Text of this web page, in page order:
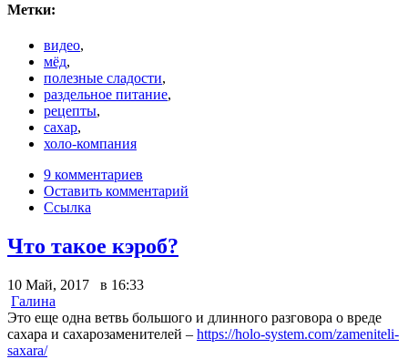
Метки:
видео,
мёд,
полезные сладости,
раздельное питание,
рецепты,
сахар,
холо-компания
9 комментариев
Оставить комментарий
Ссылка
Что такое кэроб?
10 Май, 2017 в 16:33
Галина
Это еще одна ветвь большого и длинного разговора о вреде
сахара и сахарозаменителей – https://holo-system.com/zameniteli-
saxara/